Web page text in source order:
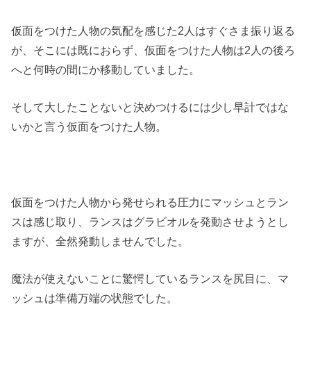
仮面をつけた人物の気配を感じた2人はすぐさま振り返る
が、そこには既におらず、仮面をつけた人物は2人の後ろ
へと何時の間にか移動していました。
そして大したことないと決めつけるには少し早計ではな
いかと言う仮面をつけた人物。
仮面をつけた人物から発せられる圧力にマッシュとラン
スは感じ取り、ランスはグラビオルを発動させようとし
ますが、全然発動しませんでした。
魔法が使えないことに驚愕しているランスを尻目に、マ
ッシュは準備万端の状態でした。